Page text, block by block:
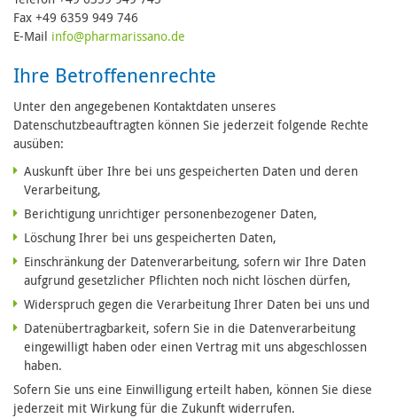
Fax +49 6359 949 746
E-Mail info@pharmarissano.de
Ihre Betroffenenrechte
Unter den angegebenen Kontaktdaten unseres
Datenschutzbeauftragten können Sie jederzeit folgende Rechte
ausüben:
Auskunft über Ihre bei uns gespeicherten Daten und deren
Verarbeitung,
Berichtigung unrichtiger personenbezogener Daten,
Löschung Ihrer bei uns gespeicherten Daten,
Einschränkung der Datenverarbeitung, sofern wir Ihre Daten
aufgrund gesetzlicher Pflichten noch nicht löschen dürfen,
Widerspruch gegen die Verarbeitung Ihrer Daten bei uns und
Datenübertragbarkeit, sofern Sie in die Datenverarbeitung
eingewilligt haben oder einen Vertrag mit uns abgeschlossen
haben.
Sofern Sie uns eine Einwilligung erteilt haben, können Sie diese
jederzeit mit Wirkung für die Zukunft widerrufen.